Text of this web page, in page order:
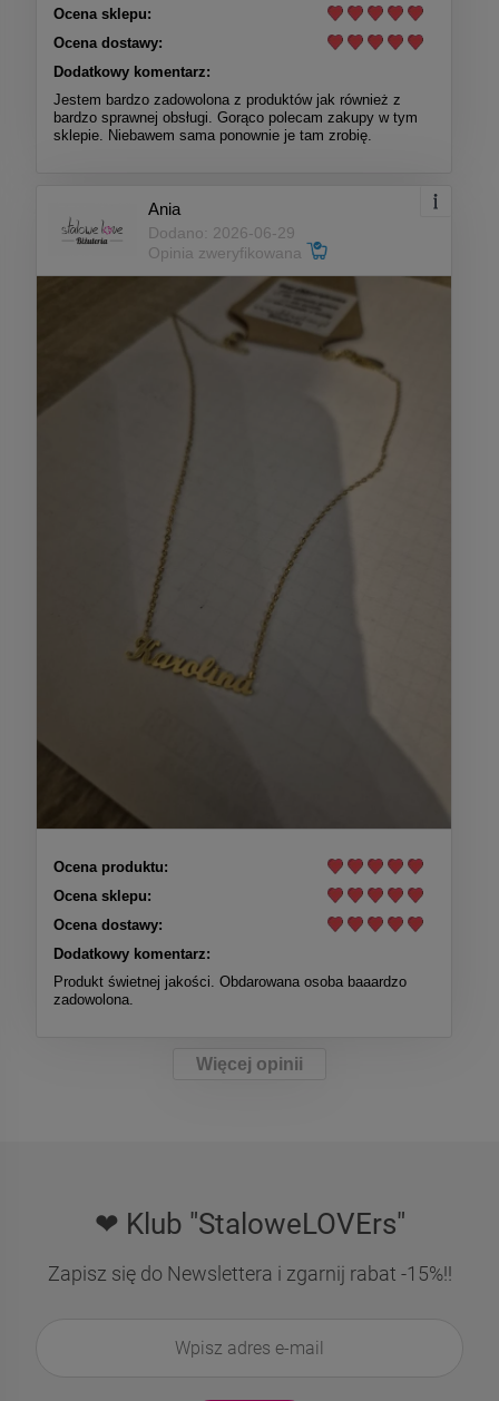
Ocena sklepu:
Ocena dostawy:
Dodatkowy komentarz:
Jestem bardzo zadowolona z produktów jak również z
bardzo sprawnej obsługi. Gorąco polecam zakupy w tym
sklepie. Niebawem sama ponownie je tam zrobię.
Ania
Dodano: 2026-06-29
Opinia zweryfikowana
Ocena produktu:
Ocena sklepu:
Ocena dostawy:
Dodatkowy komentarz:
Produkt świetnej jakości. Obdarowana osoba baaardzo
zadowolona.
Więcej opinii
❤ Klub "StaloweLOVErs"
Zapisz się do Newslettera i zgarnij rabat -15%!!